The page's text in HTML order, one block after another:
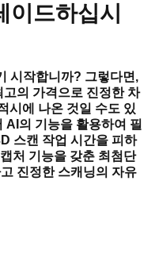
드하십시
시작합니까? 그렇다면,
의 가격으로 진정한 차
시에 나온 것일 수도 있
AI의 기능을 활용하여 필
스캔 작업 시간을 피하
처 기능을 갖춘 최첨단
진정한 스캐닝의 자유